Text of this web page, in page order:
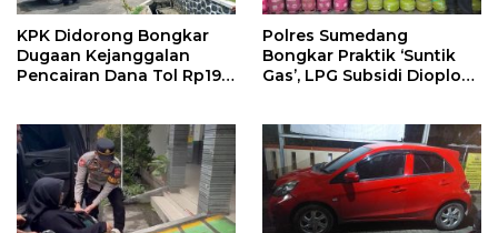
KPK Didorong Bongkar
Dugaan Kejanggalan
Pencairan Dana Tol Rp190
Polres Sumedang
Bongkar Praktik ‘Suntik
Gas’, LPG Subsidi Dioplos